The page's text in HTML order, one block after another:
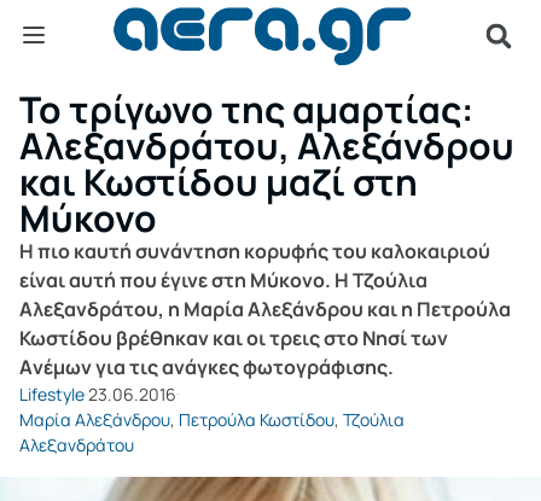
Το τρίγωνο της αμαρτίας:
Αλεξανδράτου, Αλεξάνδρου
και Κωστίδου μαζί στη
Μύκονο
Η πιο καυτή συνάντηση κορυφής του καλοκαιριού
είναι αυτή που έγινε στη Μύκονο. Η Τζούλια
Αλεξανδράτου, η Μαρία Αλεξάνδρου και η Πετρούλα
Κωστίδου βρέθηκαν και οι τρεις στο Νησί των
Aνέμων για τις ανάγκες φωτογράφισης.
Lifestyle23.06.2016
Μαρία Αλεξάνδρου, Πετρούλα Κωστίδου, Τζούλια
Αλεξανδράτου